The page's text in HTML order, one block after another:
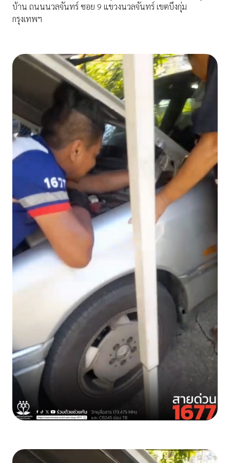
บ้าน ถนนนวลจันทร์ ซอย 9 แขวงนวลจันทร์ เขตบึงกุ่ม
กรุงเทพฯ